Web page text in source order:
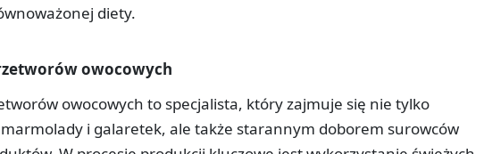
diety.
owocowych
owocowych to specjalista, który zajmuje się nie tylko
i galaretek, ale także starannym doborem surowców